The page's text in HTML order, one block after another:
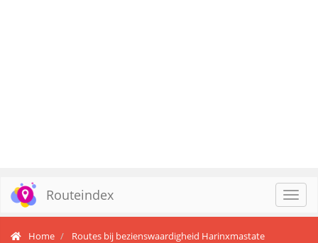
Routeindex
Home Routes bij bezienswaardigheid Harinxmastate